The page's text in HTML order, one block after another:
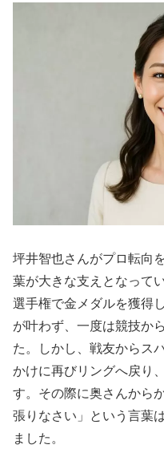
坪井智也さんがプロ転向
葉が大きな支えとなって
選手権で金メダルを獲得
が叶わず、一度は競技か
た。しかし、戦友からス
かけに再びリングへ戻り
す。その際に奥さんから
張りなさい」という言葉
ました。